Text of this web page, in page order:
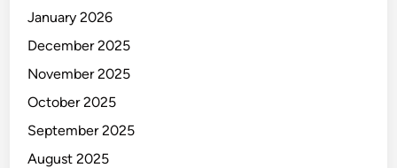
January 2026
December 2025
November 2025
October 2025
September 2025
August 2025